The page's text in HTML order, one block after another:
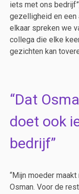
iets met ons
gezelligheid en een
elkaar spreken we
collega die elke
gezichten kan
Dat
doet ook
bedrijf
“Mijn moeder
Osman. Voor de